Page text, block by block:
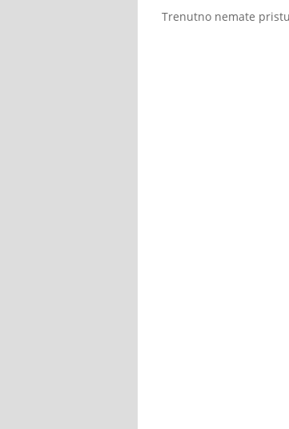
Trenutno nemate